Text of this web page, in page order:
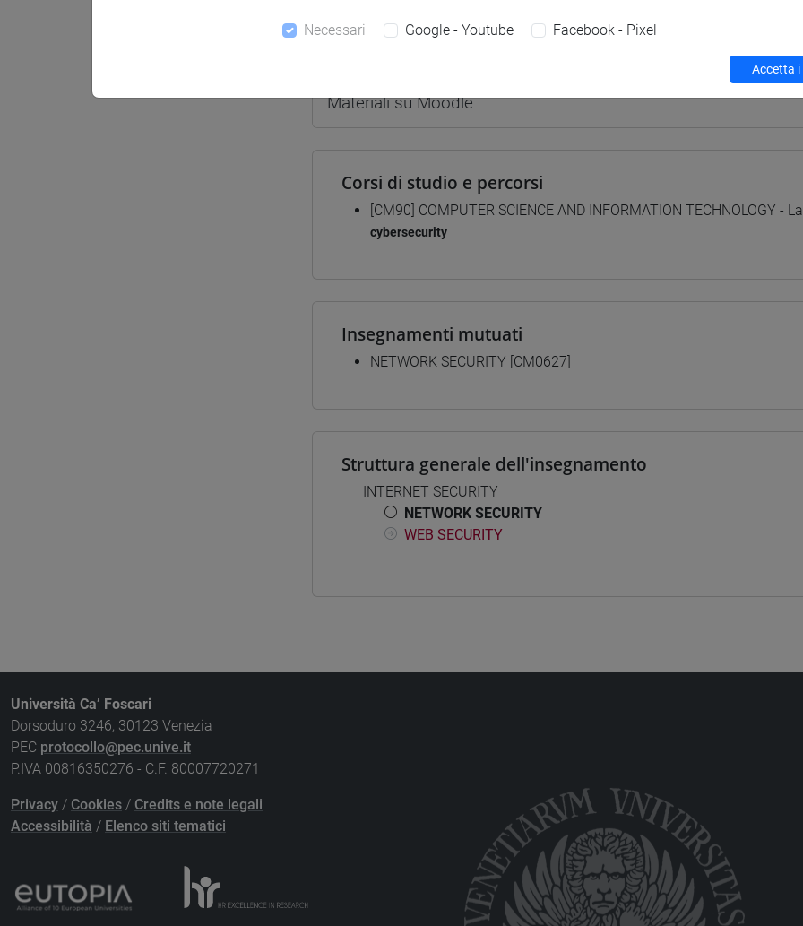
Materiali su Moodle
Corsi di studio e percorsi
[CM90] COMPUTER SCIENCE AND INFORMATION TECHNOLOGY -
cybersecurity
Insegnamenti mutuati
NETWORK SECURITY [CM0627]
Struttura generale dell'insegnamento
INTERNET SECURITY
NETWORK SECURITY
WEB SECURITY
Università Ca’ Foscari
Dorsoduro 3246, 30123 Venezia
PEC protocollo@pec.unive.it
P.IVA 00816350276 - C.F. 80007720271
Privacy / Cookies / Credits e note legali
Accessibilità / Elenco siti tematici
Necessari Google - Youtube Facebook - Pixel
Accetta i